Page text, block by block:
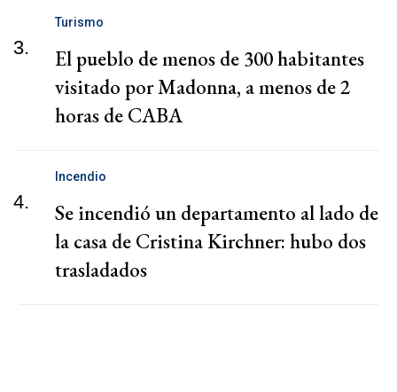
3.
Turismo
El pueblo de menos de 300 habitantes
visitado por Madonna, a menos de 2
horas de CABA
4.
Incendio
Se incendió un departamento al lado de
la casa de Cristina Kirchner: hubo dos
trasladados